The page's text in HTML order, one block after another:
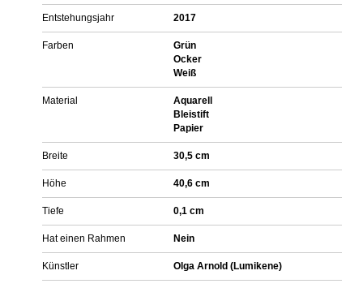
Entstehungsjahr 2017
Farben
Grün
Ocker
Weiß
Material
Aquarell
Bleistift
Papier
Breite 30,5 cm
Höhe 40,6 cm
Tiefe 0,1 cm
Hat einen Rahmen Nein
Künstler Olga Arnold (Lumikene)